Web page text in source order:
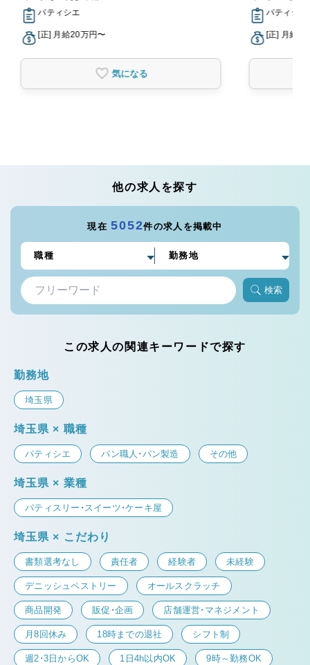
パティシエ
[正] 月給20万円〜
気になる
パティシエ
[正] 月給
他の求人を探す
現在5052件の求人を掲載中
検索
この求人の関連キーワードで探す
勤務地
埼玉県
埼玉県 × 職種
パティシエ パン職人・パン製造 その他
埼玉県 × 業種
パティスリー・スイーツ・ケーキ屋
埼玉県 × こだわり
書類選考なし 責任者 経験者 未経験
デニッシュペストリー オールスクラッチ
商品開発 販促・企画 店舗運営・マネジメント
月8回休み 18時までの退社 シフト制
週2・3日からOK 1日4h以内OK 9時～勤務OK